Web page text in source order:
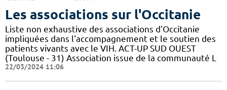
Les associations sur l'Occitanie
Liste non exhaustive des associations d'Occitanie
impliquées dans l'accompagnement et le soutien des
patients vivants avec le VIH. ACT-UP SUD OUEST
(Toulouse - 31) Association issue de la communauté L
22/03/2024 11:06